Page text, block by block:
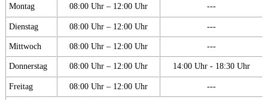
Montag 08:00 Uhr – 12:00 Uhr ---
Dienstag 08:00 Uhr – 12:00 Uhr ---
Mittwoch 08:00 Uhr – 12:00 Uhr ---
Donnerstag 08:00 Uhr – 12:00 Uhr 14:00 Uhr - 18:30 Uhr
Freitag 08:00 Uhr – 12:00 Uhr ---